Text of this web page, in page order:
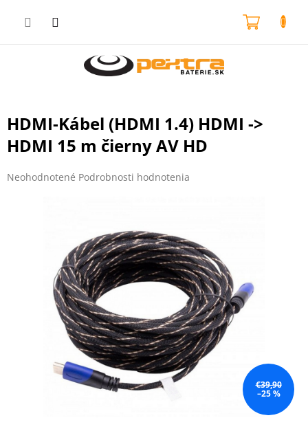
HDMI-Kábel (HDMI 1.4) HDMI ->
HDMI 15 m čierny AV HD
Priemerné
Neohodnotené Podrobnosti hodnotenia
€39,90
–25 %